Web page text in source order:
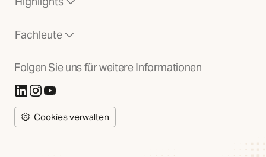
Fachleute
Folgen Sie uns für weitere Informationen
(Öffnet in neuer Registerkarte)
(Öffnet in neuer Registerkarte)
(Öffnet in neuer Registerkarte)
Cookies verwalten